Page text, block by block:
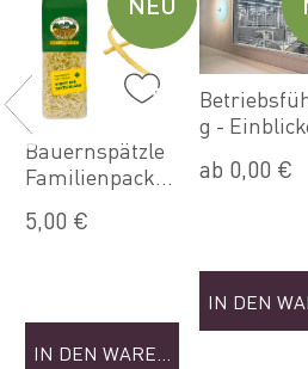
Bauernspätzle
Familienpacku
5,00 €
IN DEN WARENKORB
g -
Nudeln (Sep)
ab 0,00 €
IN DEN